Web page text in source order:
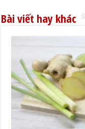
Bài viết hay khác